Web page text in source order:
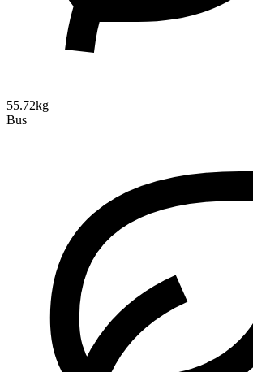
55.72kg
Bus